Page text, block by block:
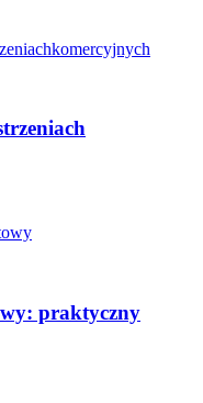
praktyczny